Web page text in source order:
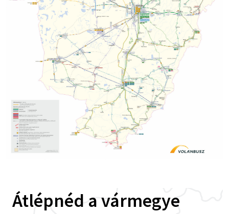
Átlépnéd a vármegye